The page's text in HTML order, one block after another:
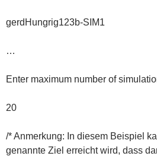
gerdHungrig123b-SIM1
…
Enter maximum number of
20
/* Anmerkung: In diesem Beispiel
genannte Ziel erreicht wird, dass